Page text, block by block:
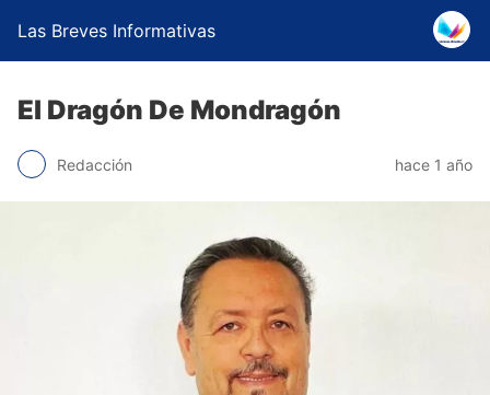
Las Breves Informativas
El Dragón De Mondragón
Redacción hace 1 año